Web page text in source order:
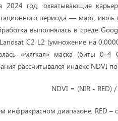
2024 год, охватывающие
периода — март,
выполнялась в среде
C2 L2 (умножение на
«мягкая» маска (биты
рассчитывался индекс NDVI
NDVI =
инфракрасном диапазоне, RED –